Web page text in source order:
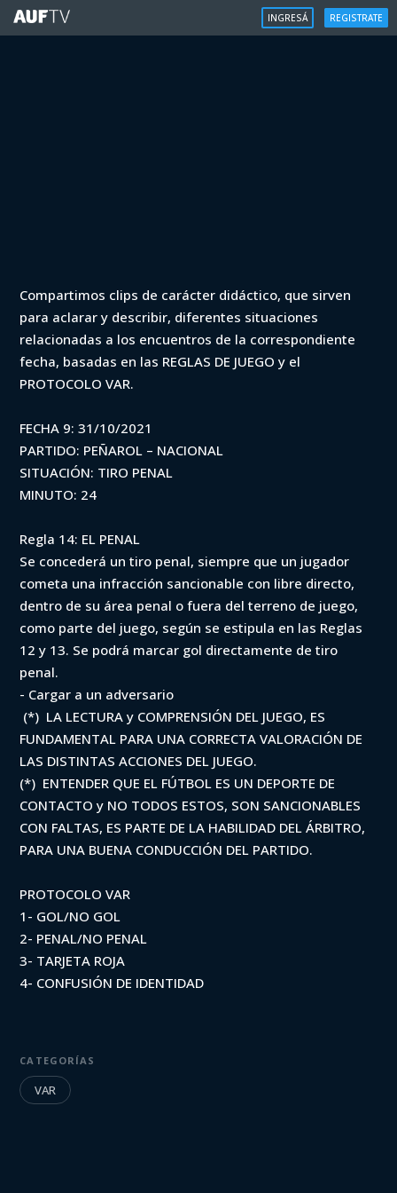
INGRESÁ REGISTRATE
VAR - Clausura 2021 - Peñarol vs
Nacional (min. 24)
Iniciá sesión para ver
Compartimos clips de carácter didáctico, que sirven
para aclarar y describir, diferentes situaciones
relacionadas a los encuentros de la correspondiente
fecha, basadas en las REGLAS DE JUEGO y el
PROTOCOLO VAR.
FECHA 9: 31/10/2021
PARTIDO: PEÑAROL – NACIONAL
SITUACIÓN: TIRO PENAL
MINUTO: 24
Regla 14: EL PENAL
Se concederá un tiro penal, siempre que un jugador
cometa una infracción sancionable con libre directo,
dentro de su área penal o fuera del terreno de juego,
como parte del juego, según se estipula en las Reglas
12 y 13. Se podrá marcar gol directamente de tiro
penal.
- Cargar a un adversario
(*) LA LECTURA y COMPRENSIÓN DEL JUEGO, ES
FUNDAMENTAL PARA UNA CORRECTA VALORACIÓN DE
LAS DISTINTAS ACCIONES DEL JUEGO.
(*) ENTENDER QUE EL FÚTBOL ES UN DEPORTE DE
CONTACTO y NO TODOS ESTOS, SON SANCIONABLES
CON FALTAS, ES PARTE DE LA HABILIDAD DEL ÁRBITRO,
PARA UNA BUENA CONDUCCIÓN DEL PARTIDO.
PROTOCOLO VAR
1- GOL/NO GOL
2- PENAL/NO PENAL
3- TARJETA ROJA
4- CONFUSIÓN DE IDENTIDAD
CATEGORÍAS
VAR